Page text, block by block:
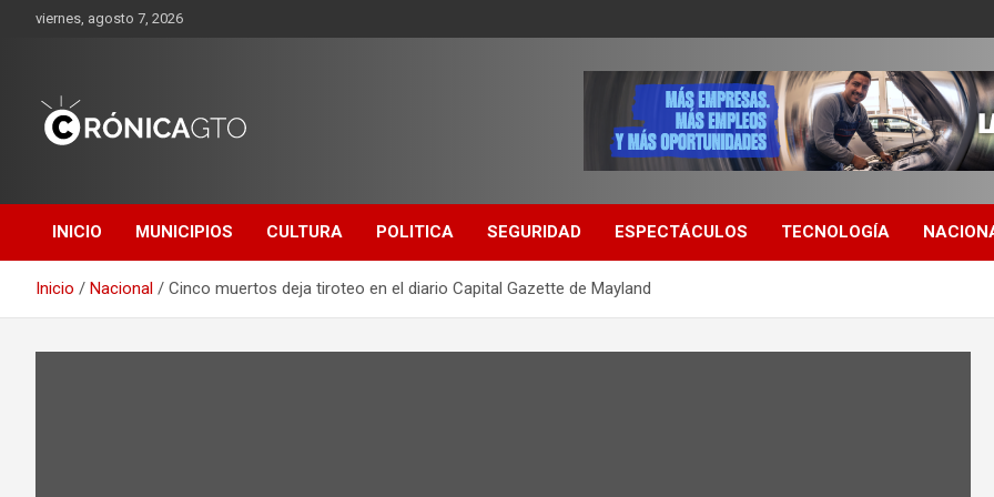
viernes, agosto 7, 2026
GUANAJUATO
INICIO MUNICIPIOS CULTURA POLITICA SEGURIDAD ESPECTÁCULOS TECNOLOGÍA
Inicio Nacional Cinco muertos deja tiroteo en el diario Capital Gazette de Mayland